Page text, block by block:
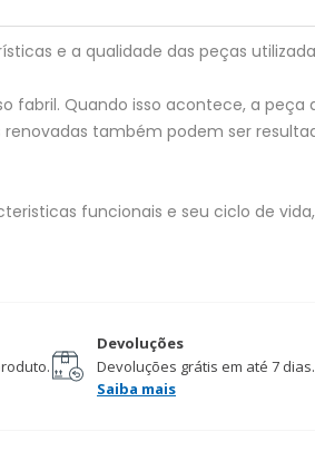
e a qualidade das peças
Quando isso acontece, a peça
também podem ser
funcionais e seu ciclo de
Devoluções
Devoluções grátis em até 7 dias.
Saiba mais